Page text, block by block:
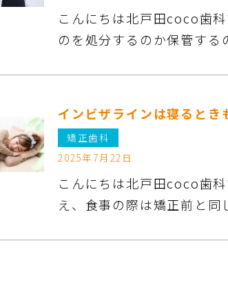
こんにちは北戸田coco歯
のを処分するのか保管す
インビザラインは寝るとき
矯正歯科
2025年7月22日
こんにちは北戸田coco歯
え、食事の際は矯正前と